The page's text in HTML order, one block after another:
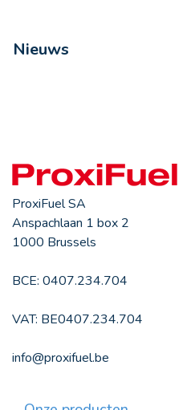
Nieuws
ProxiFuel SA
Anspachlaan 1 box 2
1000 Brussels
BCE: 0407.234.704
VAT: BE0407.234.704
info@proxifuel.be